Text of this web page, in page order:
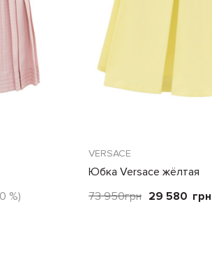
%)
VERSACE
Юбка Versace жёлтая
73 950грн 29 580 грн